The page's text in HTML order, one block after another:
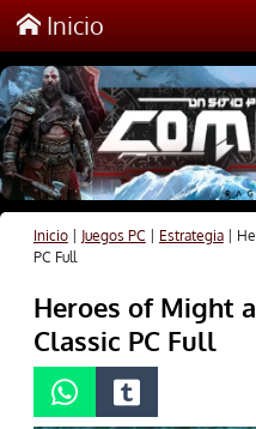
Inicio
Inicio| Juegos PC Estrategia|
PC Full
Heroes of Might
Classic PC Full